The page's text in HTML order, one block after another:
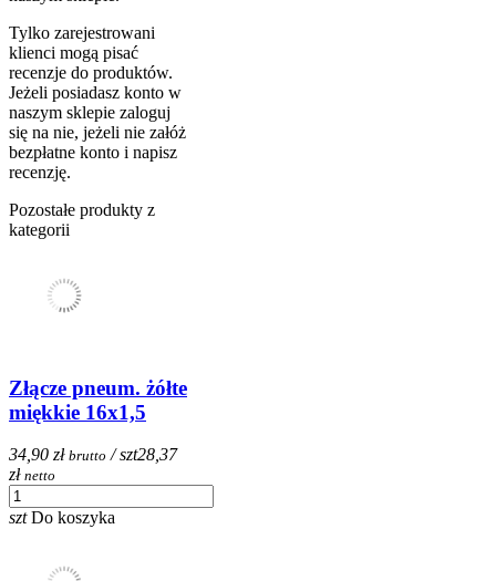
Tylko zarejestrowani
klienci mogą pisać
recenzje do produktów.
Jeżeli posiadasz konto w
naszym sklepie zaloguj
się na nie, jeżeli nie załóż
bezpłatne konto i napisz
recenzję.
Pozostałe produkty z
kategorii
Złącze pneum. żółte
miękkie 16x1,5
34,90 zł brutto / szt28,37
zł netto
szt Do koszyka